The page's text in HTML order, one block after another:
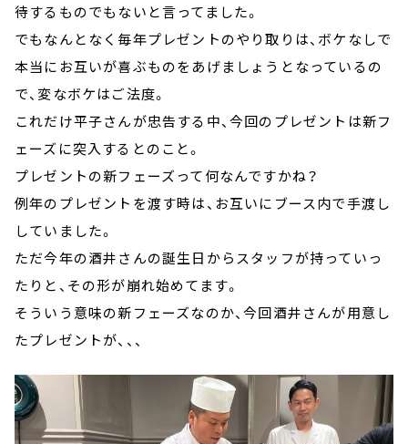
待するものでもないと言ってました。
でもなんとなく毎年プレゼントのやり取りは、ボケなしで
本当にお互いが喜ぶものをあげましょうとなっているの
で、変なボケはご法度。
これだけ平子さんが忠告する中、今回のプレゼントは新フ
ェーズに突入するとのこと。
プレゼントの新フェーズって何なんですかね？
例年のプレゼントを渡す時は、お互いにブース内で手渡し
していました。
ただ今年の酒井さんの誕生日からスタッフが持っていっ
たりと、その形が崩れ始めてます。
そういう意味の新フェーズなのか、今回酒井さんが用意し
たプレゼントが、、、